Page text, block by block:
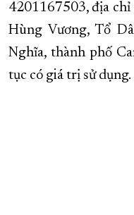
4201167503, địa
Hùng Vương, Tổ
Nghĩa, thành phố
tục có giá trị sử dụng.